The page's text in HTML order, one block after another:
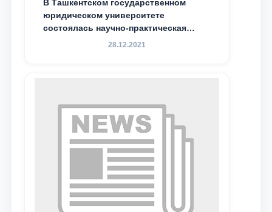
В Ташкентском государственном
юридическом университете
состоялась научно-практическая
конференция магистрантов
28.12.2021